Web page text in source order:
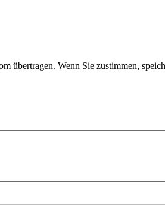
übertragen. Wenn Sie zustimmen,